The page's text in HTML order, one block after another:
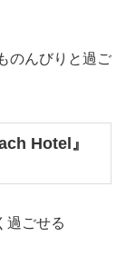
のんびりと過ご
Hotel』
過ごせる